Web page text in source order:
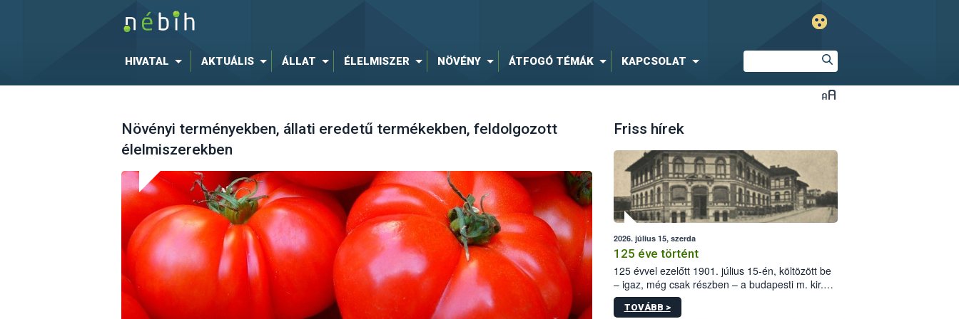
HIVATAL AKTUÁLIS ÁLLAT ÉLELMISZER NÖVÉNY ÁTFOGÓ TÉMÁK KAPCSOLAT
Növényi terményekben, állati eredetű termékekben, feldolgozott
élelmiszerekben
Friss hírek
2026. július 15, szerda
125 éve történt
125 évvel ezelőtt 1901. július 15-én, költözött be
– igaz, még csak részben – a budapesti m. kir.
állami vetőmagvizsgáló állomás a Kis Rókus utca
15. szám alatti, Czigler Győző által tervezett új
TOVÁBB >